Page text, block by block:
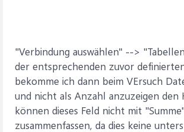
"Verbindung auswählen" -->
der entsprechenden zuvor
bekomme ich dann beim VErsuch
und nicht als Anzahl anzuzeigen den
können dieses Feld nicht mit "Summe"
zusammenfassen, da dies keine